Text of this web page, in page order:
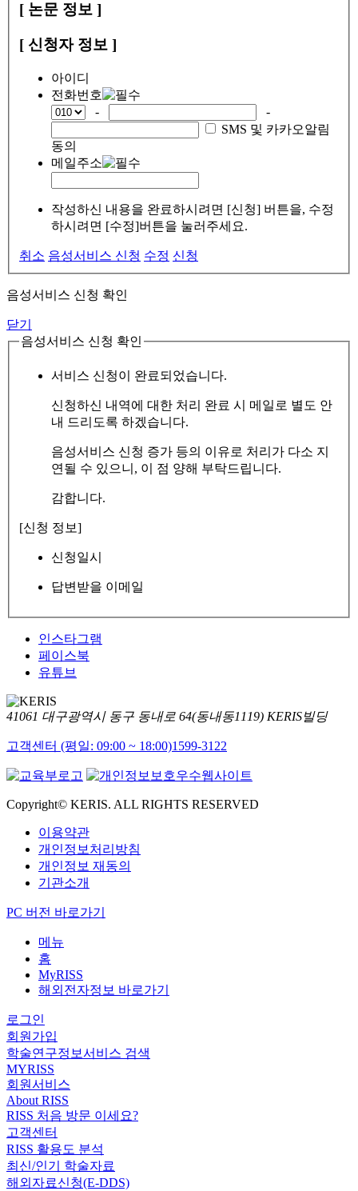
[ 논문 정보 ]
[ 신청자 정보 ]
아이디
전화번호
-
-
SMS 및 카카오알림
동의
메일주소
작성하신 내용을 완료하시려면 [신청] 버튼을, 수정
하시려면 [수정]버튼을 눌러주세요.
취소 음성서비스 신청 수정 신청
음성서비스 신청 확인
닫기
음성서비스 신청 확인
서비스 신청이 완료되었습니다.
신청하신 내역에 대한 처리 완료 시 메일로 별도 안
내 드리도록 하겠습니다.
음성서비스 신청 증가 등의 이유로 처리가 다소 지
연될 수 있으니, 이 점 양해 부탁드립니다.
감합니다.
[신청 정보]
신청일시
답변받을 이메일
인스타그램
페이스북
유튜브
41061 대구광역시 동구 동내로 64(동내동1119) KERIS빌딩
고객센터 (평일: 09:00 ~ 18:00)1599-3122
Copyright© KERIS. ALL RIGHTS RESERVED
이용약관
개인정보처리방침
개인정보 재동의
기관소개
PC 버전 바로가기
메뉴
홈
MyRISS
해외전자정보 바로가기
로그인
회원가입
학술연구정보서비스 검색
MYRISS
회원서비스
About RISS
RISS 처음 방문 이세요?
고객센터
RISS 활용도 분석
최신/인기 학술자료
해외자료신청(E-DDS)